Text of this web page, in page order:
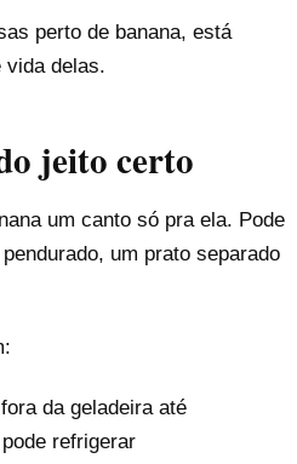
perto de banana, está
vida delas.
jeito certo
um canto só pra ela. Pode
um prato separado
da geladeira até
refrigerar